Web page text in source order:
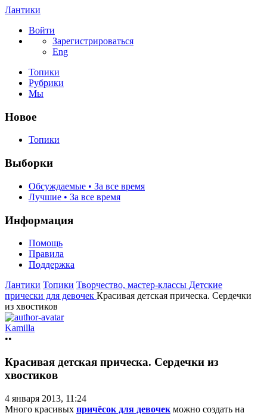
Лантики
Войти
Зарегистрироваться
Eng
Топики
Рубрики
Мы
Новое
Топики
Выборки
Обсуждаемые • За все время
Лучшие • За все время
Информация
Помощь
Правила
Поддержка
Лантики Топики Творчество, мастер-классы Детские
прически для девочек Красивая детская прическа. Сердечки
из хвостиков
Kamilla
••
Красивая детская прическа. Сердечки из
хвостиков
4 января 2013, 11:24
Много красивых причёсок для девочек можно создать на